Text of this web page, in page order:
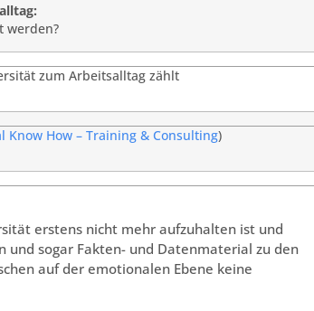
werden?
zum Arbeitsalltag zählt
Know How – Training & Consulting)
erstens nicht mehr aufzuhalten ist und
und sogar Fakten- und Datenmaterial zu den
auf der emotionalen Ebene keine